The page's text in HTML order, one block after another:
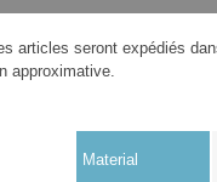
articles seront expédiés
approximative.
Material